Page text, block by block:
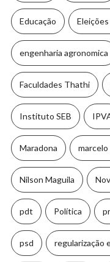
Educação
engenharia agronomica
Faculdades Thathi
Instituto SEB
Maradona
Nilson Maguila
pdt Política
psd regularização